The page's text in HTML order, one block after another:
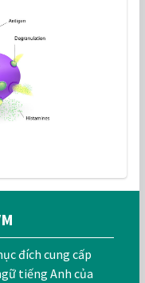
đích cung cấp
tiếng Anh của